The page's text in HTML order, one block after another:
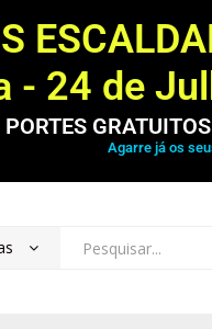
- 24 de
PORTES
Agarre já os